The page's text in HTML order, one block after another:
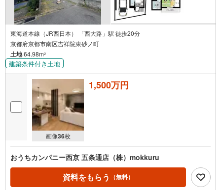
東海道本線（JR西日本） 「西大路」駅 徒歩20分
京都府京都市南区吉祥院東砂ノ町
土地64.98m2
建築条件付き土地
画像36枚
1,500万円
おうちカンパニー西京 五条通店（株）mokkuru
資料をもらう （無料）